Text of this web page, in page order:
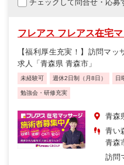
チェックして問合せ・応募
フレアス フレアス在宅
【福利厚生充実！】訪問マ
求人「青森県 青森市」
未経験可 週休2日制（月8日） 日
勉強会・研修充実
青森
青い
青森
訪問